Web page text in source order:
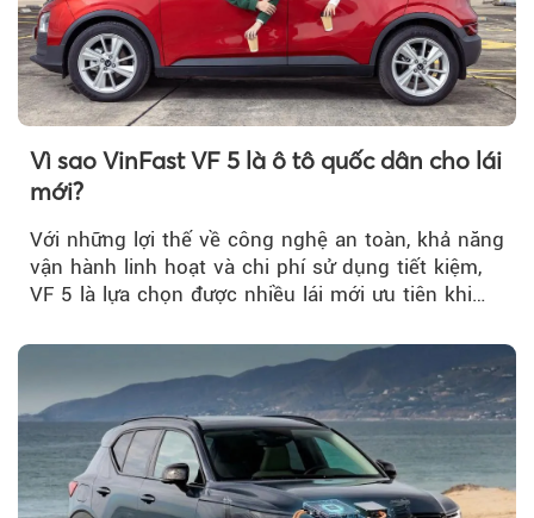
Vì sao VinFast VF 5 là ô tô quốc dân cho lái
mới?
Với những lợi thế về công nghệ an toàn, khả năng
vận hành linh hoạt và chi phí sử dụng tiết kiệm,
VF 5 là lựa chọn được nhiều lái mới ưu tiên khi